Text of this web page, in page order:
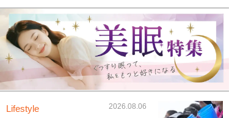
Lifestyle 2026.08.06